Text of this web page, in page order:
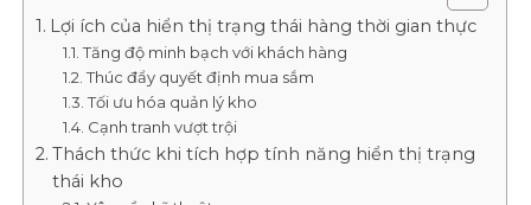
Lợi ích của hiển thị trạng thái hàng thời gian thực
Tăng độ minh bạch với khách hàng
Thúc đẩy quyết định mua sắm
Tối ưu hóa quản lý kho
Cạnh tranh vượt trội
Thách thức khi tích hợp tính năng hiển thị trạng
thái kho